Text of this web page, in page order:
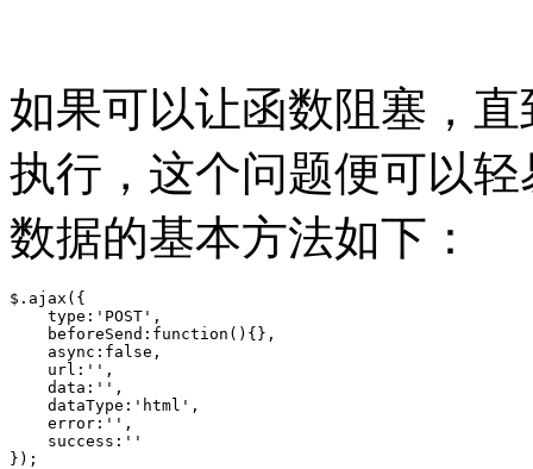
如果可以让函数阻塞，
执行，这个问题便可以
数据的基本方法如下：
$.ajax({
    type:'POST',
    beforeSend:function(){},
    async:false,
    url:'',
    data:'',
    dataType:'html',
    error:'',
    success:''
});